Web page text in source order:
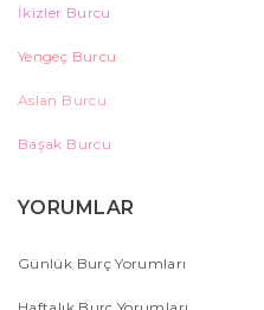
İkizler Burcu
Yengeç Burcu
Aslan Burcu
Başak Burcu
YORUMLAR
Günlük Burç Yorumları